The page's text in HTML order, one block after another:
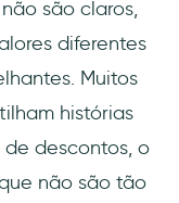
são claros,
diferentes
Muitos
histórias
descontos, o
não são tão